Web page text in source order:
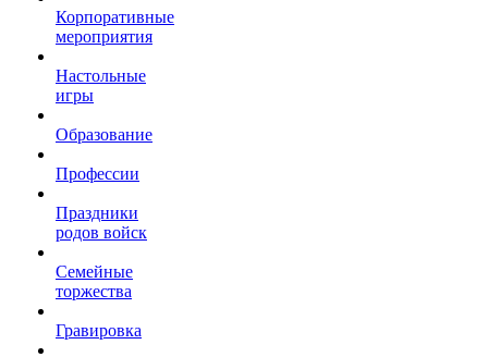
Корпоративные
мероприятия
Настольные
игры
Образование
Профессии
Праздники
родов войск
Семейные
торжества
Гравировка